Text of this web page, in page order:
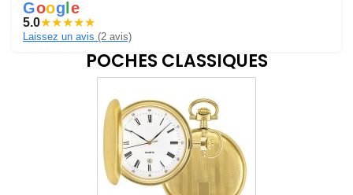
Goog e
5.0★★★★★
Laissez un avis (2 avis)
POCHES CLASSIQUES